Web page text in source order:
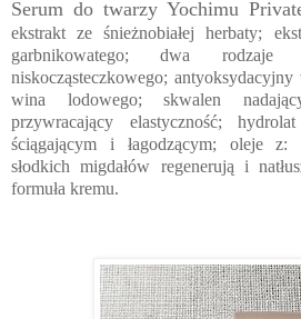
Serum do twarzy Yochimu
ekstrakt ze śnieżnobiałej herbaty;
garbnikowatego; dwa rodzaje
niskocząsteczkowego;
wina lodowego; skwalen
przywracający elastyczność;
ściągającym i łagodzącym; oleje z:
słodkich migdałów regenerują i
formuła kremu.